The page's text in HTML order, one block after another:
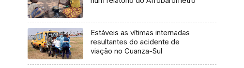
Estáveis as vítimas internadas
resultantes do acidente de
viação no Cuanza-Sul